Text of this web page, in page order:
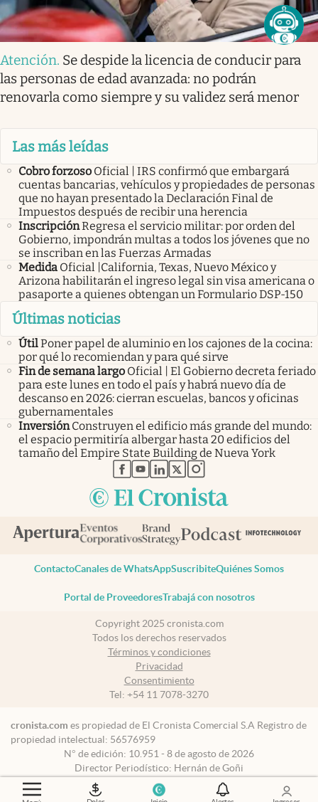
Atención. Se despide la licencia de conducir para
las personas de edad avanzada: no podrán
renovarla como siempre y su validez será menor
Las más leídas
Cobro forzoso Oficial | IRS confirmó que embargará
cuentas bancarias, vehículos y propiedades de personas
que no hayan presentado la Declaración Final de
Impuestos después de recibir una herencia
InscripciónRegresa el servicio militar: por orden del
Gobierno, impondrán multas a todos los jóvenes que no
se inscriban en las Fuerzas Armadas
Medida Oficial |California, Texas, Nuevo México y
Arizona habilitarán el ingreso legal sin visa americana o
pasaporte a quienes obtengan un Formulario DSP-150
Últimas noticias
ÚtilPoner papel de aluminio en los cajones de la cocina:
por qué lo recomiendan y para qué sirve
Fin de semana largo Oficial | El Gobierno decreta feriado
para este lunes en todo el país y habrá nuevo día de
descanso en 2026: cierran escuelas, bancos y oficinas
gubernamentales
Inversión Construyen el edificio más grande del mundo:
el espacio permitiría albergar hasta 20 edificios del
tamaño del Empire State Building de Nueva York
abre en nueva pestaña
abre en nueva pestaña
abre en nueva pestaña
abre en nueva pestaña
abre en nueva pestaña
ContactoCanales de WhatsAppSuscribiteQuiénes Somos
Portal de ProveedoresTrabajá con nosotros
Copyright 2025 cronista.com
Todos los derechos reservados
Términos y condiciones
Privacidad
Consentimiento
Tel: +54 11 7078-3270
cronista.com es propiedad de El Cronista Comercial S.A Registro de
propiedad intelectual: 56576959
N° de edición: 10.951 - 8 de agosto de 2026
Director Periodístico: Hernán de Goñi